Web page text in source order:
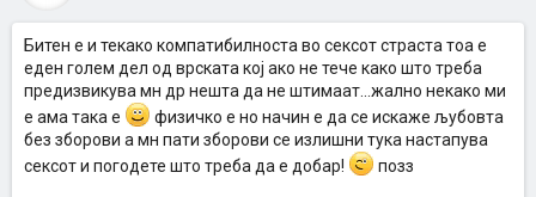
Битен е и текако компатибилноста во сексот страста тоа е
еден голем дел од врската кој ако не тече како што треба
предизвикува мн др нешта да не штимаат...жално некако ми
е ама така е
физичко е но начин е да се искаже љубовта
без зборови а мн пати зборови се излишни тука настапува
сексот и погодете што треба да е добар!
позз